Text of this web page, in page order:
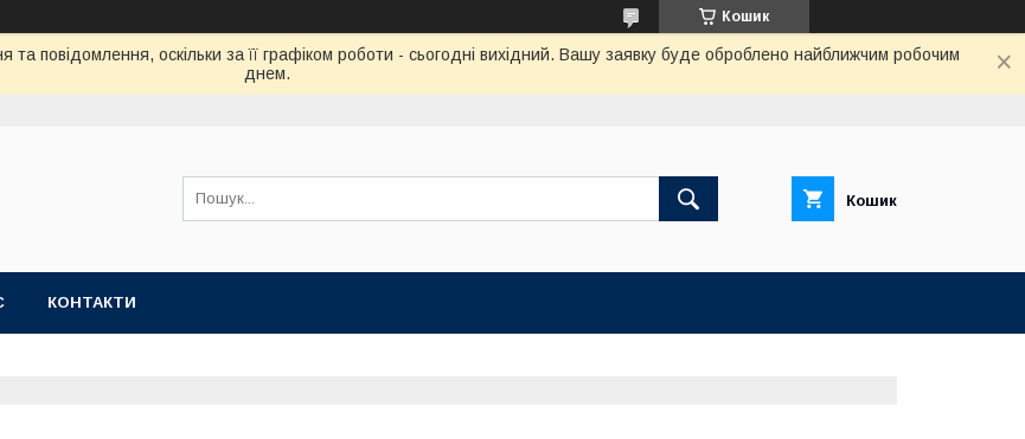
Кошик
повідомлення, оскільки за її графіком роботи - сьогодні вихідний. Вашу заявку буде оброблено найближчим робочим
днем.
Кошик
КОНТАКТИ